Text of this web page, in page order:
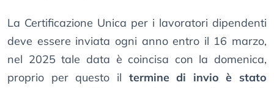
La Certificazione Unica per i lavoratori dipendenti
deve essere inviata ogni anno entro il 16 marzo,
nel 2025 tale data è coincisa con la domenica,
proprio per questo il termine di invio è stato